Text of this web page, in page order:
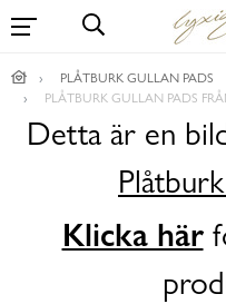
PLÅTBURK GULLAN PADS
PLÅTBURK GULLAN PADS
Detta är en
Klicka här